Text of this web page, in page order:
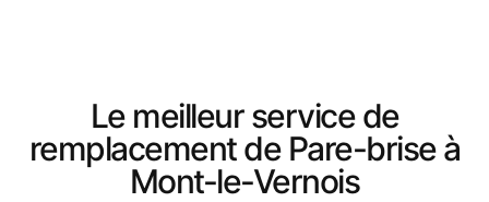
Le meilleur service de
remplacement de Pare-brise à
Mont-le-Vernois